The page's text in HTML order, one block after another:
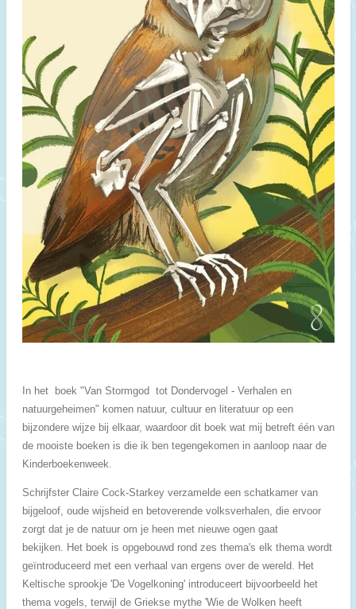
In het boek "Van Stormgod tot Dondervogel - Verhalen en
natuurgeheimen" komen natuur, cultuur en literatuur op een
bijzondere wijze bij elkaar, waardoor dit boek wat mij betreft één van
de mooiste boeken is die ik ben tegengekomen in aanloop naar de
Kinderboekenweek.
Schrijfster Claire Cock-Starkey verzamelde een schatkamer van
bijgeloof, oude wijsheid en betoverende volksverhalen, die ervoor
zorgt dat je de natuur om je heen met nieuwe ogen gaat
bekijken. Het boek is opgebouwd rond zes thema's elk thema wordt
geïntroduceerd met een verhaal van ergens over de wereld. Het
Keltische sprookje 'De Vogelkoning' introduceert bijvoorbeeld het
thema vogels, terwijl de Griekse mythe 'Wie de Wolken heeft